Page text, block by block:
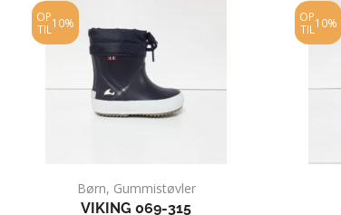
OP
TIL 10%
Børn, Gummistøvler
VIKING 069-315
OP
TIL 10%